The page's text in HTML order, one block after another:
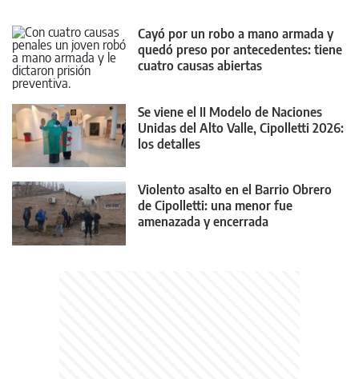
Cayó por un robo a mano armada y
quedó preso por antecedentes: tiene
cuatro causas abiertas
Se viene el II Modelo de Naciones
Unidas del Alto Valle, Cipolletti 2026:
los detalles
Violento asalto en el Barrio Obrero
de Cipolletti: una menor fue
amenazada y encerrada